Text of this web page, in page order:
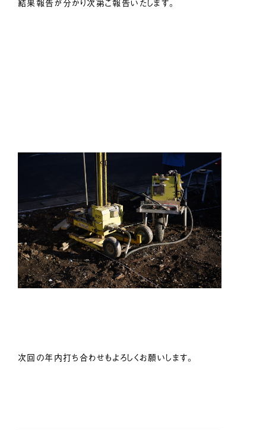
結果報告が分かり次第ご報告いたします。
次回の年内打ち合わせもよろしくお願いします。